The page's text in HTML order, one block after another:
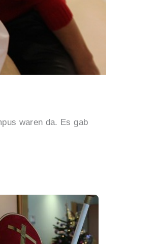
waren da. Es gab